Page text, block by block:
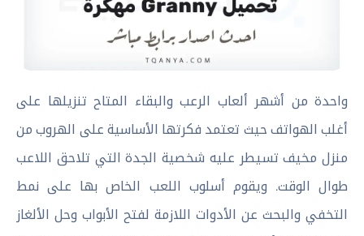
واحدة من أشهر ألعاب الرعب والبقاء المتاح تنزيلها على
أغلب الهواتف حيث تعتمد فكرتها الأساسية على الهروب من
منزل مخيف تسيطر عليه شخصية الجدة التي تلاحق اللاعب
طوال الوقت. ويقوم أسلوب اللعب الخاص بها على نمط
التخفي والبحث عن الأدوات اللازمة لفتح الأبواب وحل الألغاز